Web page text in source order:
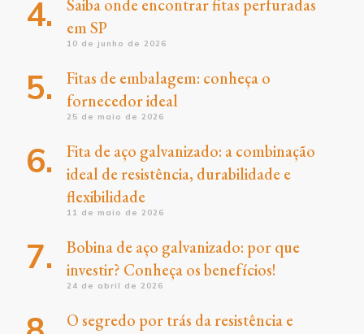
Saiba onde encontrar fitas perfuradas
em SP
10 de junho de 2026
Fitas de embalagem: conheça o
fornecedor ideal
25 de maio de 2026
Fita de aço galvanizado: a combinação
ideal de resistência, durabilidade e
flexibilidade
11 de maio de 2026
Bobina de aço galvanizado: por que
investir? Conheça os benefícios!
24 de abril de 2026
O segredo por trás da resistência e